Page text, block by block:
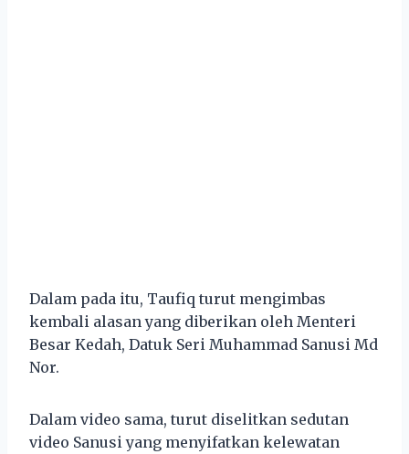
Dalam pada itu, Taufiq turut mengimbas
kembali alasan yang diberikan oleh Menteri
Besar Kedah, Datuk Seri Muhammad Sanusi Md
Nor.
Dalam video sama, turut diselitkan sedutan
video Sanusi yang menyifatkan kelewatan